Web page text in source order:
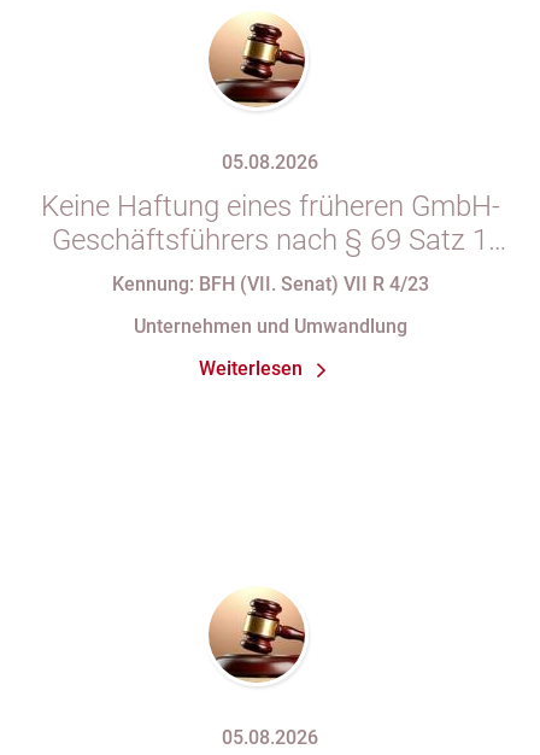
05.08.2026
Keine Haftung eines früheren GmbH-
Geschäftsführers nach § 69 Satz 1
i.V.m. § 34 Abs. 1 AO nach Verlust
Eintragung im Handelsregister
Kennung: BFH (VII. Senat) VII R 4/23
Unternehmen und Umwandlung
Weiterlesen
05.08.2026